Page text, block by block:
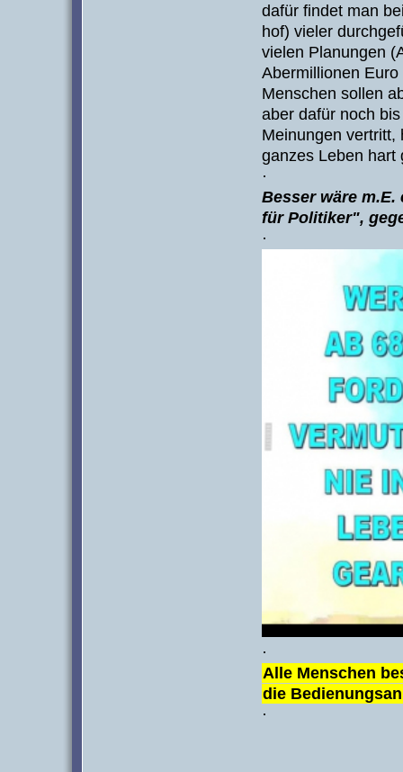
dafür findet man
hof) vieler
vielen Planungen
Abermillionen
Menschen sollen
aber dafür noch
Meinungen vertritt,
ganzes Leben hart
·
Besser wäre
für Politiker",
·
·
Alle Menschen
die
·